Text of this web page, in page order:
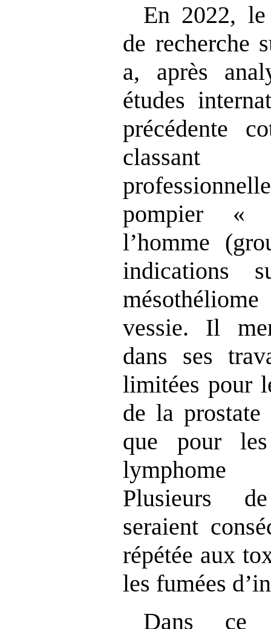
En 2022, le
de recherche
a, après
études
précédente
classant
pompier «
l’homme
indications
vessie. Il
dans ses
limitées pour
de la
que pour
lymphome
Plusieurs
seraient
répétée aux
les fumées
Dans ce